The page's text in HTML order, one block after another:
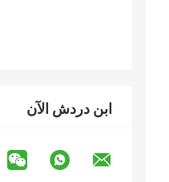
ابن دردش الآن